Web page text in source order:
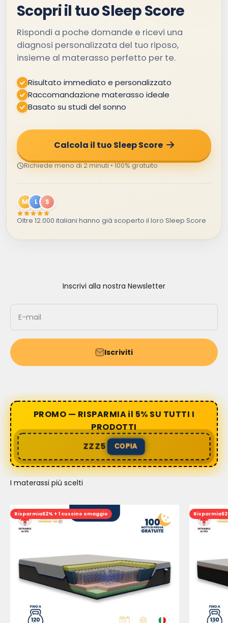
Scopri il tuo Sleep Score
Rispondi a poche domande e ricevi una
diagnosi personalizzata del tuo riposo,
insieme al materasso perfetto per te.
Risultato immediato e personalizzato
Raccomandazione materasso ideale
Basato su studi del sonno
Calcola il tuo Sleep Score
Richiede meno di 2 minuti • 100% gratuito
M L S
Oltre 12.000 italiani hanno già scoperto il loro Sleep Score
Inscrivi alla nostra Newsletter
E-mail
Iscriviti
PROMO — RISPARMIA il 5% SU TUTTI I
PRODOTTI
ZZZ5 COPIA
I materassi più scelti
Risparmia62% + 1 cuscino omaggio Risparmia